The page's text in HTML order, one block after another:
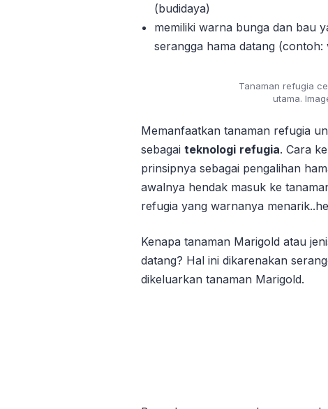
(budidaya)
memiliki warna bunga dan bau
serangga hama datang
Tanaman refugia
utama.
Memanfaatkan tanaman refugia
sebagai teknologi refugia. Cara
prinsipnya sebagai pengalihan
awalnya hendak masuk ke
refugia yang warnanya
Kenapa tanaman Marigold atau
datang? Hal ini dikarenakan
dikeluarkan tanaman Marigold.